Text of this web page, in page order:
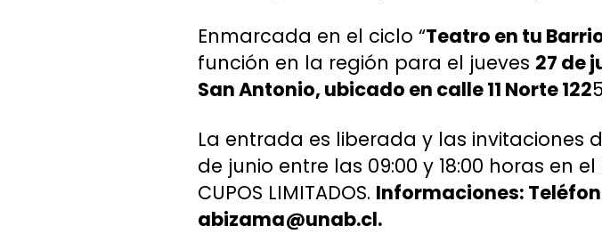
Enmarcada en el ciclo “Teatro en tu
función en la región para el jueves 27 de
San Antonio, ubicado en calle 11 Norte 122
La entrada es liberada y las invitaciones
de junio entre las 09:00 y 18:00 horas en
CUPOS LIMITADOS. Informaciones:
abizama@unab.cl.